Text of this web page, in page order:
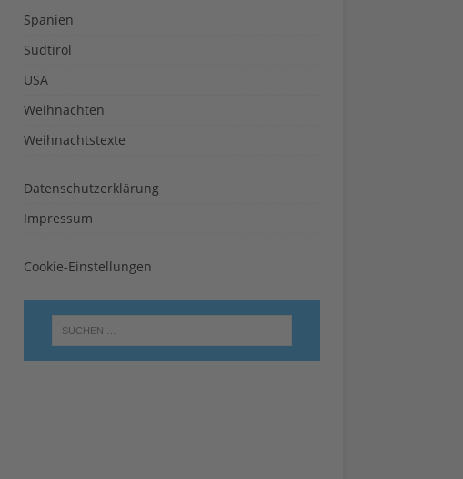
Spanien
Südtirol
USA
Weihnachten
Weihnachtstexte
Datenschutzerklärung
Impressum
Cookie-Einstellungen